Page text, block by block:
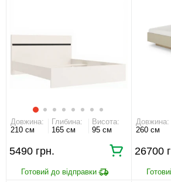
Довжина:
210 см
Глибина:
165 см
Висота:
95 см
5490 грн.
Довжина:
260 см
26700